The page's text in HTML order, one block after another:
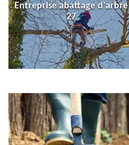
Entreprise abattage d'arbre
27